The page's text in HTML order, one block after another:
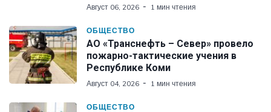
Август 06, 2026 1 мин чтения
ОБЩЕСТВО
АО «Транснефть – Север» провело
пожарно-тактические учения в
Республике Коми
Август 04, 2026 1 мин чтения
ОБЩЕСТВО